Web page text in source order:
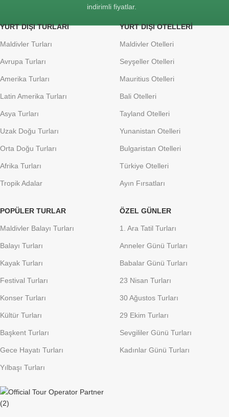
indirimli fiyatlar.
YURT DIŞI TURLARI
Maldivler Turları
Avrupa Turları
Amerika Turları
Latin Amerika Turları
Asya Turları
Uzak Doğu Turları
Orta Doğu Turları
Afrika Turları
Tropik Adalar
YURT DIŞI OTELLERI
Maldivler Otelleri
Seyşeller Otelleri
Mauritius Otelleri
Bali Otelleri
Tayland Otelleri
Yunanistan Otelleri
Bulgaristan Otelleri
Türkiye Otelleri
Ayın Fırsatları
POPÜLER TURLAR
Maldivler Balayı Turları
Balayı Turları
Kayak Turları
Festival Turları
Konser Turları
Kültür Turları
Başkent Turları
Gece Hayatı Turları
Yılbaşı Turları
ÖZEL GÜNLER
1. Ara Tatil Turları
Anneler Günü Turları
Babalar Günü Turları
23 Nisan Turları
30 Ağustos Turları
29 Ekim Turları
Sevgililer Günü Turları
Kadınlar Günü Turları